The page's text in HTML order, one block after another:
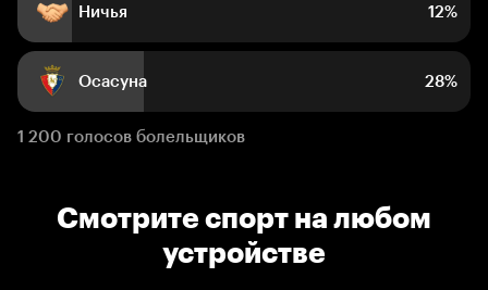
Ничья 12%
Осасуна 28%
1 200 голосов болельщиков
Смотрите спорт на любом
устройстве